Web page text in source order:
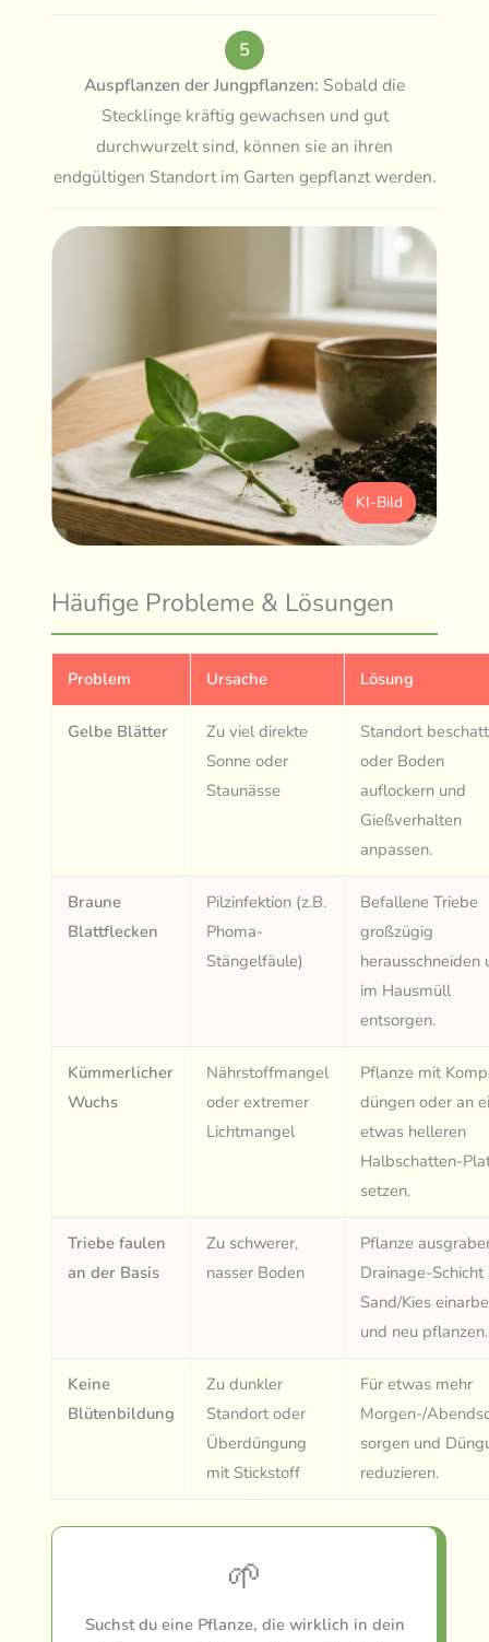
5
Auspflanzen der Jungpflanzen: Sobald die
Stecklinge kräftig gewachsen und gut
durchwurzelt sind, können sie an ihren
endgültigen Standort im Garten gepflanzt werden.
KI-Bild
Häufige Probleme & Lösungen
Problem Ursache Lösung
Gelbe Blätter
Zu viel direkte
Sonne oder
Staunässe
Standort
oder Boden
auflockern und
Gießverhalten
anpassen.
Braune
Blattflecken
Pilzinfektion (z.B.
Phoma-
Stängelfäule)
Befallene Triebe
großzügig
herausschneiden
im Hausmüll
entsorgen.
Kümmerlicher
Wuchs
Nährstoffmangel
oder extremer
Lichtmangel
Pflanze mit
düngen oder an
etwas helleren
Halbschatten-
setzen.
Triebe faulen
an der Basis
Zu schwerer,
nasser Boden
Pflanze
Drainage-Schicht
Sand/Kies
und neu pflanzen.
Keine
Blütenbildung
Zu dunkler
Standort oder
Überdüngung
mit Stickstoff
Für etwas mehr
Morgen-/
sorgen und
reduzieren.
🌱
Suchst du eine Pflanze, die wirklich in dein